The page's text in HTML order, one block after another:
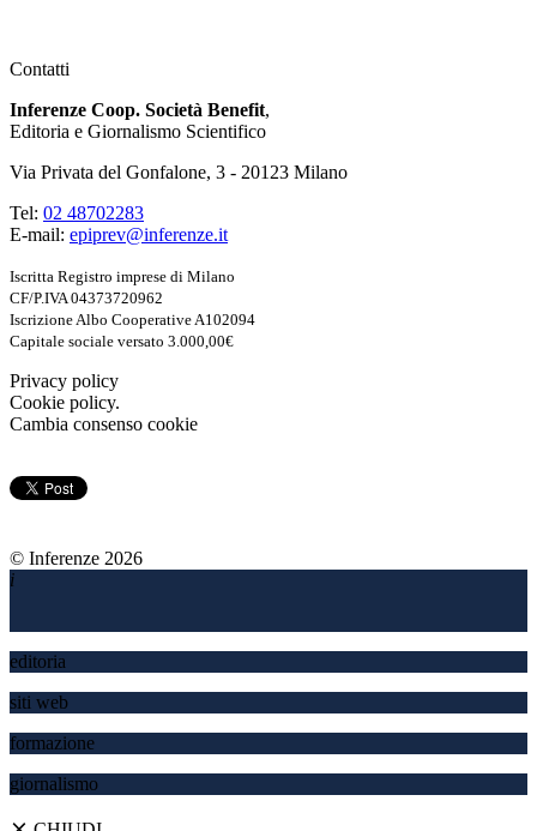
Contatti
Inferenze Coop. Società Benefit,
Editoria e Giornalismo Scientifico
Via Privata del Gonfalone, 3 - 20123 Milano
Tel: 02 48702283
E-mail: epiprev@inferenze.it
Iscritta Registro imprese di Milano
CF/P.IVA 04373720962
Iscrizione Albo Cooperative A102094
Capitale sociale versato 3.000,00€
Privacy policy
Cookie policy.
Cambia consenso cookie
© Inferenze 2026
i
editoria
siti web
formazione
giornalismo